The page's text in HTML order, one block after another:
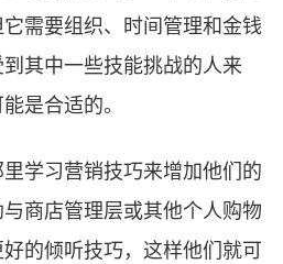
需要组织、时间管理和金钱
其中一些技能挑战的人来
是合适的。
学习营销技巧来增加他们的
商店管理层或其他个人购物
的倾听技巧，这样他们就可